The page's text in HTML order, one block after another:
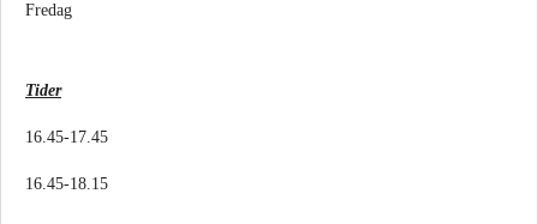
Fredag
Tider
16.45-17.45
16.45-18.15